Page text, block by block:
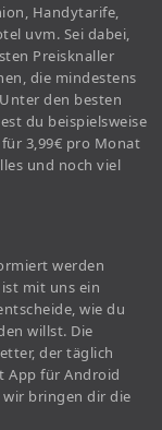
Handytarife,
uvm. Sei dabei,
Preisknaller
die mindestens
den besten
du beispielsweise
3,99€ pro Monat
und noch viel
werden
mit uns ein
wie du
willst. Die
der täglich
App für Android
wir bringen dir die